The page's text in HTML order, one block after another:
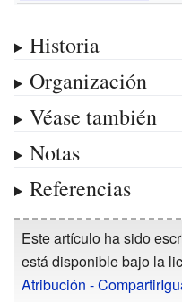
Historia
Organización
Véase también
Notas
Referencias
Este artículo ha sido
está disponible bajo la
Atribución -